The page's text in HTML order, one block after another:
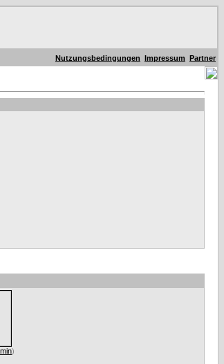
Nutzungsbedingungen Impressum Partner
)